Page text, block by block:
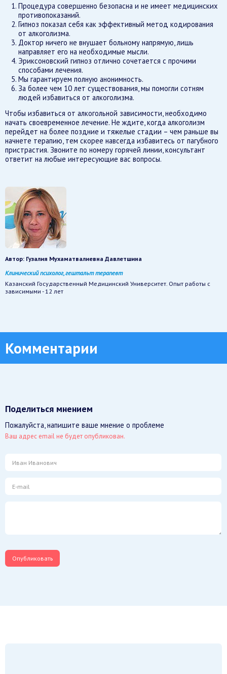
Процедура совершенно безопасна и не имеет медицинских
противопоказаний.
Гипноз показал себя как эффективный метод кодирования
от алкоголизма.
Доктор ничего не внушает больному напрямую, лишь
направляет его на необходимые мысли.
Эриксоновский гипноз отлично сочетается с прочими
способами лечения.
Мы гарантируем полную анонимность.
За более чем 10 лет существования, мы помогли сотням
людей избавиться от алкоголизма.
Чтобы избавиться от алкогольной зависимости, необходимо
начать своевременное лечение. Не ждите, когда алкоголизм
перейдет на более поздние и тяжелые стадии – чем раньше вы
начнете терапию, тем скорее навсегда избавитесь от пагубного
пристрастия. Звоните по номеру горячей линии, консультант
ответит на любые интересующие вас вопросы.
Автор: Гузалия Мухаматвалиевна Давлетшина
Клинический психолог, гештальт терапевт
Казанский Государственный Медицинский Университет. Опыт работы с
зависимыми - 12 лет
Комментарии
Поделиться мнением
Пожалуйста, напишите ваше мнение о проблеме
Ваш адрес email не будет опубликован.